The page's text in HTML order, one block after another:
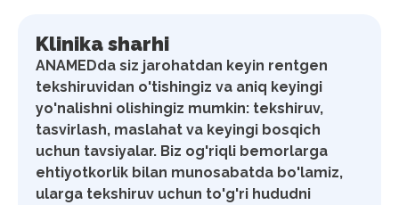
Klinika sharhi
ANAMEDda siz jarohatdan keyin rentgen
tekshiruvidan o'tishingiz va aniq keyingi
yo'nalishni olishingiz mumkin: tekshiruv,
tasvirlash, maslahat va keyingi bosqich
uchun tavsiyalar. Biz og'riqli bemorlarga
ehtiyotkorlik bilan munosabatda bo'lamiz,
ularga tekshiruv uchun to'g'ri hududni